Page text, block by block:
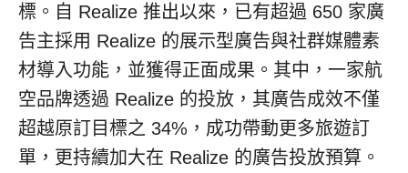
標。自 Realize 推出以來，已有超過 650 家廣
告主採用 Realize 的展示型廣告與社群媒體素
材導入功能，並獲得正面成果。其中，一家航
空品牌透過 Realize 的投放，其廣告成效不僅
超越原訂目標之 34%，成功帶動更多旅遊訂
單，更持續加大在 Realize 的廣告投放預算。